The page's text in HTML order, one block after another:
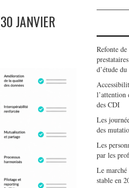
JANVIER
Refonte
d’étude
l’attention
des CDI
Les
des
Les
par les
Le
stable en